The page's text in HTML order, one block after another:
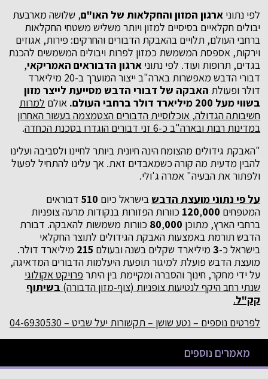
לפי נתוני ארגון המזון והחקלאות של האו"ם, שלושה מארבעת
יבולים חקלאיים בסיסיים למזון ויותר משליש משטחי החקלאות
ברחבי העולם, תלויים בהאבקת הדבורים והחרקים: פירות, אגוזים
וירקות, אספסת המשמשת כמזון לפרות ויבולים המשמשים להכנת
בגדים, תרופות ועוד. לפי נתוני ארגון הדבוראים האמריקאי,
דבורי הדבש מאפשרות בארה"ב ייצור המוערך ב-20 מיליארד
דולר ופעולת האבקה של דבורי הדבש מסייעת לייצר מזון
בשווי מעל 200 מיליארד דולר ברחבי העולם.
אולם למרות
חשיבותה הגדולה, אוכלוסיית הדבורים הצטמצמה בעשור האחרון
במדינות רבות ובארה"ב כ-6 זני דבורים הוגדרו בסכנת הכחדה
.
"האבקת גידולים מהצומח הינה חיונית ביותר לחיינו ולסביבה ועלינו
להבין מדעית מה קורה כשמאבדים זאת. אך עלינו להתחיל לפעול
ולפתור את הבעיה" אמרה ג'ולי.
על פי נתוני מועצת הדבשבישראל כיום 510דבוראים
המטפחים
120,000
כוורות הפזורות בנקודות מרעה צופניות
ברחבי הארץ, מתוכן
80,000
כוורות משמשות להאבקה. דבורת
הדבש תורמת באמצעות האבקת הגידולים לתוצר החקלאי
בישראל כ-3מיליארד שקלים בשנה ובעולם 215 מיליארד דולר.
מועצת הדבש פועלת למיגור תופעת היעלמות הדבורים המדאיגה,
על ידי מחקר, חינוך והסברה ומקיימת בין היתר פרויקט אקולוגי
שנתי רחב היקף לנטיעות צופניות (צוף-מזון הדבורה) בשיתוף
קק"ל.
לפרטים נוספים – נטע שושן – תקשורות יעל שביט – 04-6930530
מאמרים נוספים